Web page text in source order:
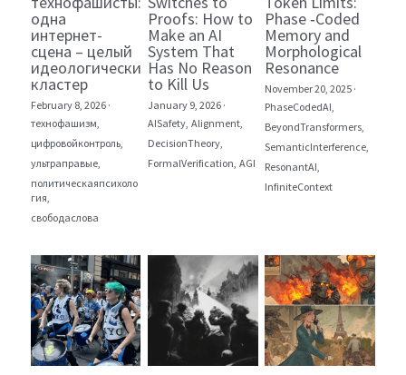
одна
интернет-
сцена – целый
идеологический
кластер
February 8, 2026 ·
технофашизм,
цифровойконтроль,
ультраправые,
политическаяпсихоло
гия,
свободаслова
Proofs: How to
Make an AI
System That
Has No Reason
to Kill Us
January 9, 2026 ·
AISafety, Alignment,
DecisionTheory,
FormalVerification, AGI
Phase ‑Coded
Memory and
Morphological
Resonance
November 20, 2025 ·
PhaseCodedAI,
BeyondTransformers,
SemanticInterference,
ResonantAI,
InfiniteContext